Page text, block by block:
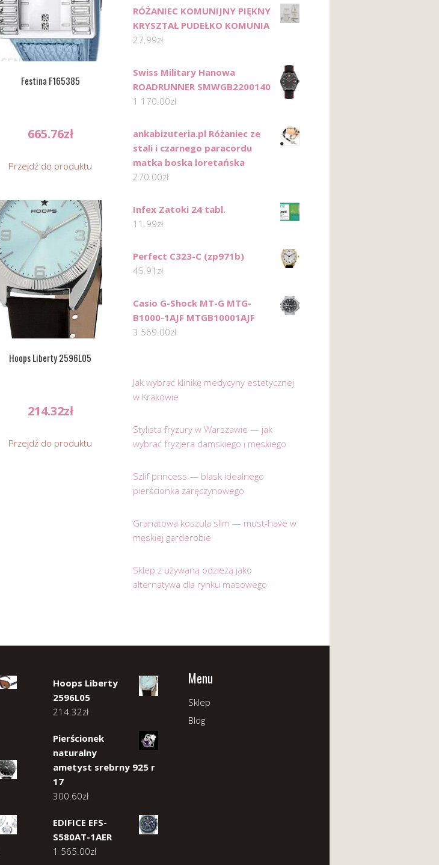
Festina F165385
665.76zł
Przejdź do produktu
Hoops Liberty 2596L05
214.32zł
Przejdź do produktu
RÓŻANIEC KOMUNIJNY PIĘKNY
KRYSZTAŁ PUDEŁKO KOMUNIA
27.99zł
Swiss Military Hanowa
ROADRUNNER SMWGB2200140
1 170.00zł
ankabizuteria.pl Różaniec ze
stali i czarnego paracordu
matka boska loretańska
270.00zł
Infex Zatoki 24 tabl.
11.99zł
Perfect C323-C (zp971b)
45.91 zł
Casio G-Shock MT-G MTG-
B1000-1AJF MTGB10001AJF
3 569.00zł
Jak wybrać klinikę medycyny estetycznej
w Krakowie
Stylista fryzury w Warszawie — jak
wybrać fryzjera damskiego i męskiego
Szlif princess — blask idealnego
pierścionka zaręczynowego
Granatowa koszula slim — must-have w
męskiej garderobie
Sklep z używaną odzieżą jako
alternatywa dla rynku masowego
Hoops Liberty
2596L05
214.32zł
Pierścionek
naturalny
ametyst srebrny 925 r
17
300.60zł
EDIFICE EFS-
S580AT-1AER
1 565.00zł
Menu
Sklep
Blog